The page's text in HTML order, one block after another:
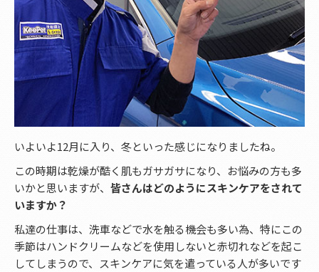
いよいよ12月に入り、冬といった感じになりましたね。
この時期は乾燥が酷く肌もガサガサになり、お悩みの方も多
いかと思いますが、 皆さんはどのようにスキンケアをされて
いますか？
私達の仕事は、洗車などで水を触る機会も多い為、特にこの
季節はハンドクリームなどを使用しないと赤切れなどを起こ
してしまうので、スキンケアに気を遣っている人が多いです